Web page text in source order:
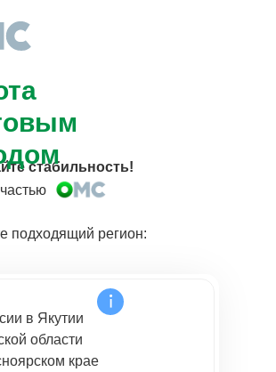
стабильность!
подходящий регион:
в Якутии
области
крае